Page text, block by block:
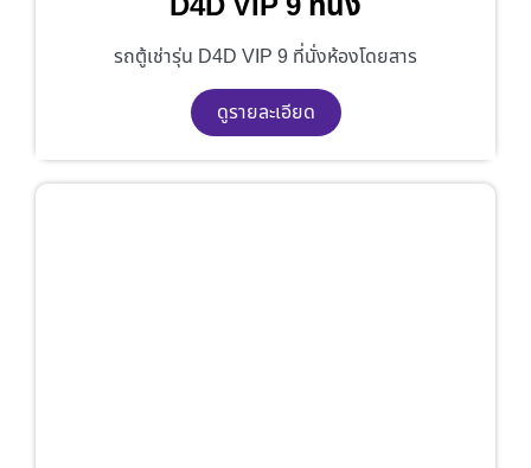
รถตู้เช่ารุ่น D4D VIP 9 ที่นั่งห้องโดยสาร
ดูรายละเอียด